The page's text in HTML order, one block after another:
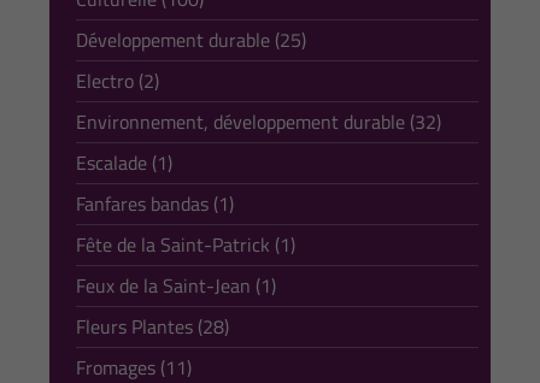
Développement durable (25)
Electro (2)
Environnement, développement durable (32)
Escalade (1)
Fanfares bandas (1)
Fête de la Saint-Patrick (1)
Feux de la Saint-Jean (1)
Fleurs Plantes (28)
Fromages (11)